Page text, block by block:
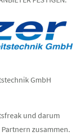
GmbH
und darum
zusammen.